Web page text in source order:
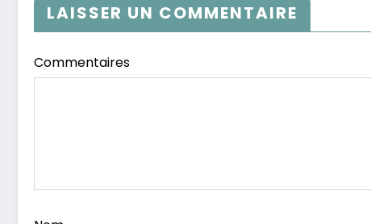
LAISSER UN COMMENTAIRE
Commentaires